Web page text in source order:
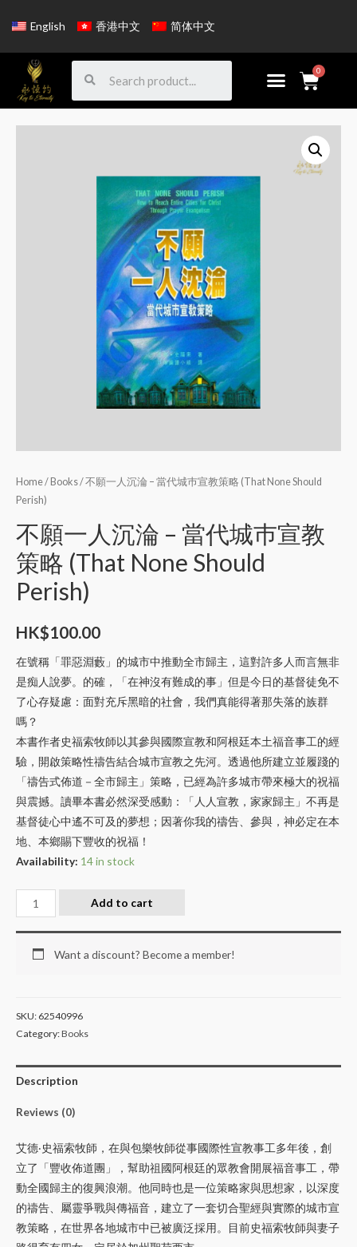
English 香港中文 简体中文
Home/ Books/ 不願一人沉淪 – 當代城巿宣教策略 (That None Should
Perish)
不願一人沉淪 – 當代城巿宣教
策略 (That None Should
Perish)
HK$100.00
在號稱「罪惡淵藪」的城市中推動全市歸主，這對許多人而言無非
是痴人說夢。的確，「在神沒有難成的事」但是今日的基督徒免不
了心存疑慮：面對充斥黑暗的社會，我們真能得著那失落的族群
嗎？
本書作者史福索牧師以其參與國際宣教和阿根廷本土福音事工的經
驗，開啟策略性禱告結合城市宣教之先河。透過他所建立並履踐的
「禱告式佈道－全市歸主」策略，已經為許多城市帶來極大的祝福
與震撼。讀畢本書必然深受感動：「人人宣教，家家歸主」不再是
基督徒心中遙不可及的夢想；因著你我的禱告、參與，神必定在本
地、本鄉賜下豐收的祝福！
Availability: 14 in stock
Add to cart
Want a discount? Become a member!
SKU: 62540996
Category:Books
Description
Reviews (0)
艾德‧史福索牧師，在與包樂牧師從事國際性宣教事工多年後，創
立了「豐收佈道團」，幫助祖國阿根廷的眾教會開展福音事工，帶
動全國歸主的復興浪潮。他同時也是一位策略家與思想家，以深度
的禱告、屬靈爭戰與傳福音，建立了一套切合聖經與實際的城市宣
教策略，在世界各地城市中已被廣泛採用。目前史福索牧師與妻子